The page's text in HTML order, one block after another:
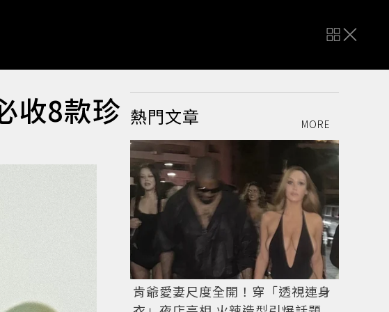
收8款珍 熱門文章 MORE
肯爺愛妻尺度全開！穿「透視連身